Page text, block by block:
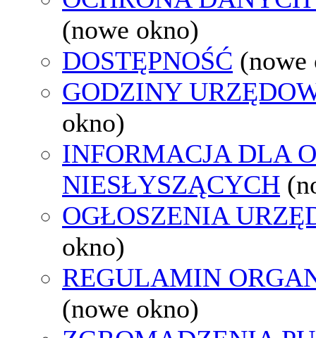
(nowe okno)
DOSTĘPNOŚĆ (nowe
GODZINY
okno)
INFORMACJA DLA
NIESŁYSZĄCYCH
OGŁOSZENIA
okno)
REGULAMIN
(nowe okno)